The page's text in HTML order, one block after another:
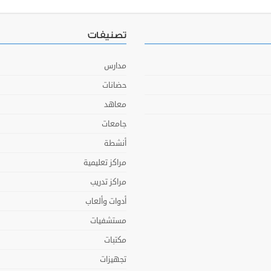
تصنيفات
مدارس
حضانات
معاهد
جامعات
أنشطة
مراكز تعليمية
مراكز تدريب
أدوات وألعاب
مستشفيات
مكتبات
تجهيزات